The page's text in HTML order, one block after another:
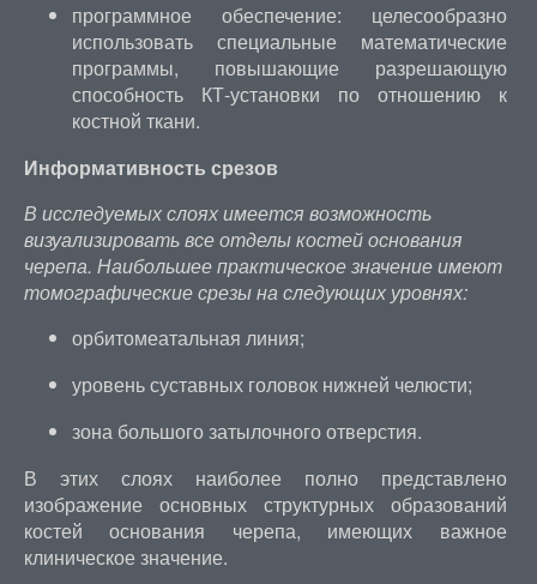
программное обеспечение: целесообразно
использовать специальные математические
программы, повышающие разрешающую
способность КТ-установки по отношению к
костной ткани.
Информативность срезов
В исследуемых слоях имеется возможность
визуализировать все отделы костей основания
черепа. Наибольшее практическое значение имеют
томографические срезы на следующих уровнях:
орбитомеатальная линия;
уровень суставных головок нижней челюсти;
зона большого затылочного отверстия.
В этих слоях наиболее полно представлено
изображение основных структурных образований
костей основания черепа, имеющих важное
клиническое значение.